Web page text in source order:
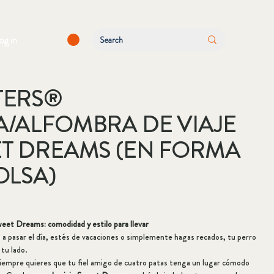
ALFOMBRA DE VIAJE
DREAMS (EN FORMA
Dreams: comodidad y estilo para llevar
a pasar el día, estés de vacaciones o simplemente hagas recados, tu perro
lado.
quieres que tu fiel amigo de cuatro patas tenga un lugar cómodo